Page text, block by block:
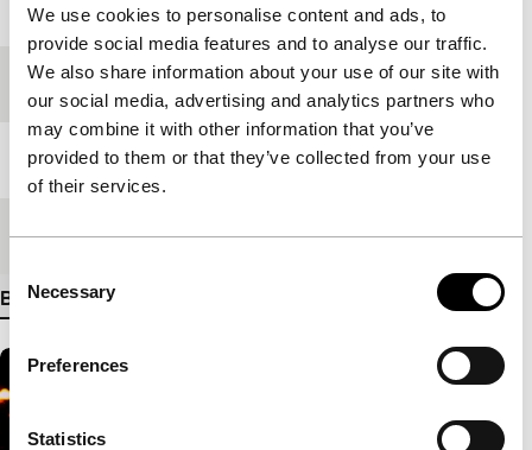
We use cookies to personalise content and ads, to
provide social media features and to analyse our traffic.
We also share information about your use of our site with
our social media, advertising and analytics partners who
may combine it with other information that you’ve
provided to them or that they’ve collected from your use
of their services.
Selection
Necessary
Preferences
Statistics
Jaar 2007
Festivaleditie IFFR 2007
Lengte 79'
Medium/FormaatDV cam NTSC
Bekijk meer details